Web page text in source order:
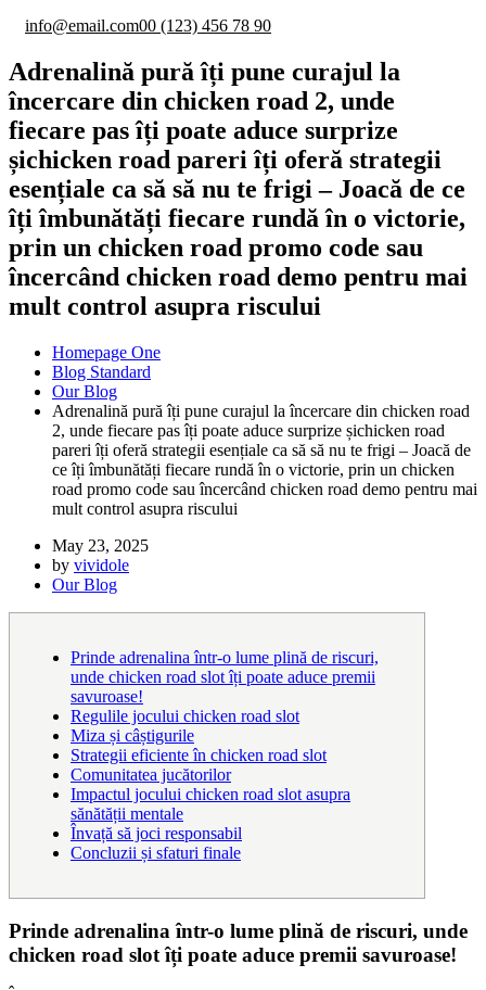
info@email.com00 (123) 456 78 90
Adrenalină pură îți pune curajul la
încercare din chicken road 2, unde
fiecare pas îți poate aduce surprize
șichicken road pareri îți oferă strategii
esențiale ca să să nu te frigi – Joacă de ce
îți îmbunătăți fiecare rundă în o victorie,
prin un chicken road promo code sau
încercând chicken road demo pentru mai
mult control asupra riscului
Homepage One
Blog Standard
Our Blog
Adrenalină pură îți pune curajul la încercare din chicken road
2, unde fiecare pas îți poate aduce surprize șichicken road
pareri îți oferă strategii esențiale ca să să nu te frigi – Joacă de
ce îți îmbunătăți fiecare rundă în o victorie, prin un chicken
road promo code sau încercând chicken road demo pentru mai
mult control asupra riscului
May 23, 2025
by vividole
Our Blog
Prinde adrenalina într-o lume plină de riscuri,
unde chicken road slot îți poate aduce premii
savuroase!
Regulile jocului chicken road slot
Miza și câștigurile
Strategii eficiente în chicken road slot
Comunitatea jucătorilor
Impactul jocului chicken road slot asupra
sănătății mentale
Învață să joci responsabil
Concluzii și sfaturi finale
Prinde adrenalina într-o lume plină de riscuri, unde
chicken road slot îți poate aduce premii savuroase!